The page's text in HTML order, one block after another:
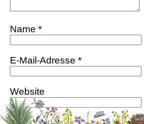
Name *
E-Mail-Adresse *
Website